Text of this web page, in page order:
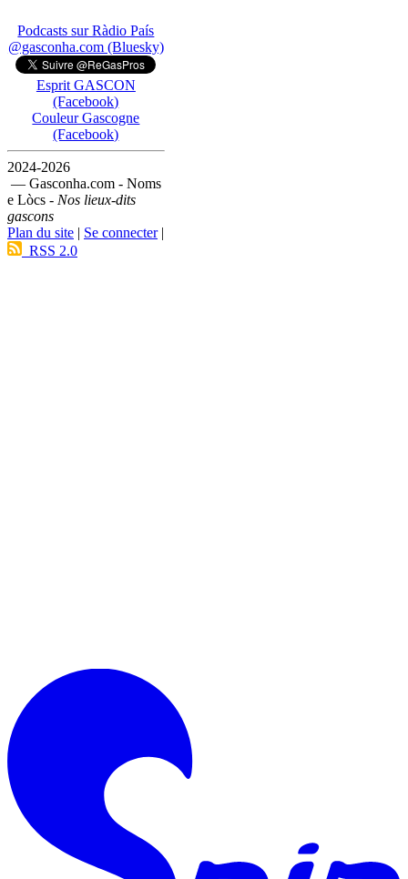
Podcasts sur Ràdio País
@gasconha.com (Bluesky)
Esprit GASCON
(Facebook)
Couleur Gascogne
(Facebook)
2024-2026
— Gasconha.com - Noms
e Lòcs - Nos lieux-dits
gascons
Plan du site | Se connecter|
RSS 2.0